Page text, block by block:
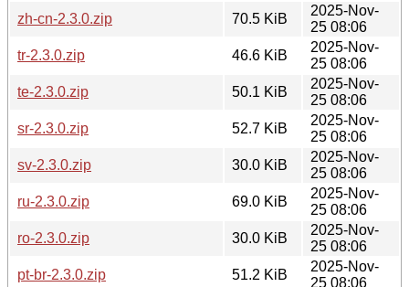
zh-cn-2.3.0.zip
70.5 KiB
2025-Nov-
25 08:06
tr-2.3.0.zip
46.6 KiB
2025-Nov-
25 08:06
te-2.3.0.zip
50.1 KiB
2025-Nov-
25 08:06
sr-2.3.0.zip
52.7 KiB
2025-Nov-
25 08:06
sv-2.3.0.zip
30.0 KiB
2025-Nov-
25 08:06
ru-2.3.0.zip
69.0 KiB
2025-Nov-
25 08:06
ro-2.3.0.zip
30.0 KiB
2025-Nov-
25 08:06
pt-br-2.3.0.zip
51.2 KiB
2025-Nov-
25 08:06